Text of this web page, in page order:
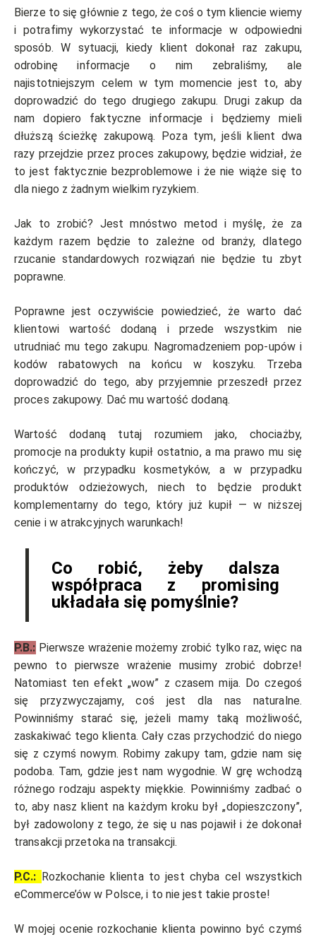
Bierze to się głównie z tego, że coś o tym kliencie wiemy
i potrafimy wykorzystać te informacje w odpowiedni
sposób. W sytuacji, kiedy klient dokonał raz zakupu,
odrobinę informacje o nim zebraliśmy, ale
najistotniejszym celem w tym momencie jest to, aby
doprowadzić do tego drugiego zakupu. Drugi zakup da
nam dopiero faktyczne informacje i będziemy mieli
dłuższą ścieżkę zakupową. Poza tym, jeśli klient dwa
razy przejdzie przez proces zakupowy, będzie widział, że
to jest faktycznie bezproblemowe i że nie wiąże się to
dla niego z żadnym wielkim ryzykiem.
Jak to zrobić? Jest mnóstwo metod i myślę, że za
każdym razem będzie to zależne od branży, dlatego
rzucanie standardowych rozwiązań nie będzie tu zbyt
poprawne.
Poprawne jest oczywiście powiedzieć, że warto dać
klientowi wartość dodaną i przede wszystkim nie
utrudniać mu tego zakupu. Nagromadzeniem pop-upów i
kodów rabatowych na końcu w koszyku. Trzeba
doprowadzić do tego, aby przyjemnie przeszedł przez
proces zakupowy. Dać mu wartość dodaną.
Wartość dodaną tutaj rozumiem jako, chociażby,
promocje na produkty kupił ostatnio, a ma prawo mu się
kończyć, w przypadku kosmetyków, a w przypadku
produktów odzieżowych, niech to będzie produkt
komplementarny do tego, który już kupił — w niższej
cenie i w atrakcyjnych warunkach!
Co robić, żeby dalsza
współpraca z promising
układała się pomyślnie?
P.B.: Pierwsze wrażenie możemy zrobić tylko raz, więc na
pewno to pierwsze wrażenie musimy zrobić dobrze!
Natomiast ten efekt „wow” z czasem mija. Do czegoś
się przyzwyczajamy, coś jest dla nas naturalne.
Powinniśmy starać się, jeżeli mamy taką możliwość,
zaskakiwać tego klienta. Cały czas przychodzić do niego
się z czymś nowym. Robimy zakupy tam, gdzie nam się
podoba. Tam, gdzie jest nam wygodnie. W grę wchodzą
różnego rodzaju aspekty miękkie. Powinniśmy zadbać o
to, aby nasz klient na każdym kroku był „dopieszczony”,
był zadowolony z tego, że się u nas pojawił i że dokonał
transakcji przetoka na transakcji.
P.C.: Rozkochanie klienta to jest chyba cel wszystkich
eCommerce’ów w Polsce, i to nie jest takie proste!
W mojej ocenie rozkochanie klienta powinno być czymś